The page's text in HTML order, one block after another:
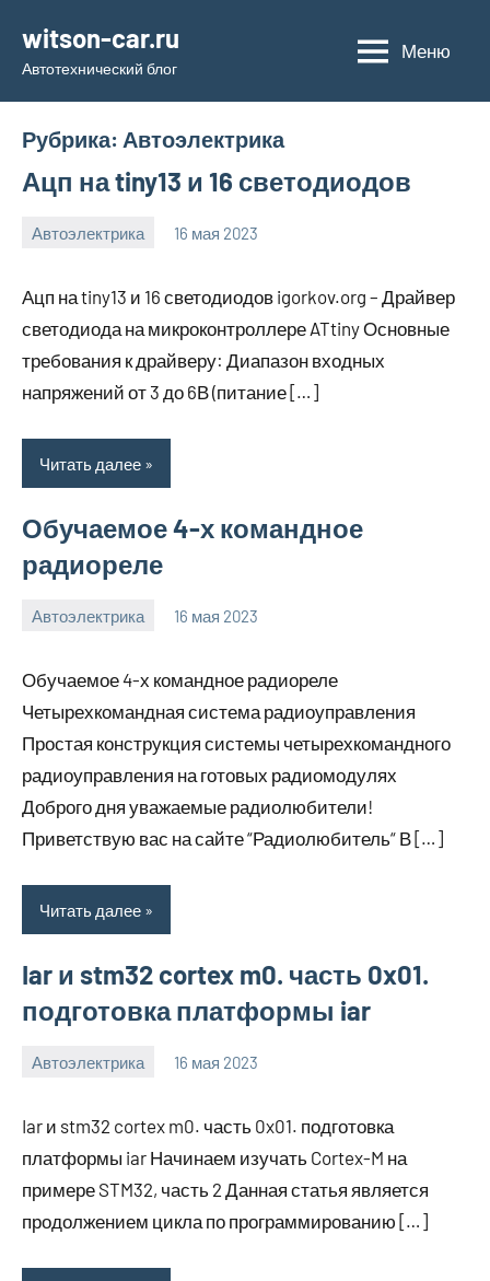
содержимому
witson-car.ru
Автотехнический блог
Меню
Рубрика: Автоэлектрика
Ацп на tiny13 и 16 светодиодов
Автоэлектрика 16 мая 2023
witson_car_r
Ацп на tiny13 и 16 светодиодов igorkov.org – Драйвер
светодиода на микроконтроллере ATtiny Основные
требования к драйверу: Диапазон входных
напряжений от 3 до 6В (питание […]
Читать далее
Обучаемое 4-х командное
радиореле
Автоэлектрика 16 мая 2023
witson_car_r
Обучаемое 4-х командное радиореле
Четырехкомандная система радиоуправления
Простая конструкция системы четырехкомандного
радиоуправления на готовых радиомодулях
Доброго дня уважаемые радиолюбители!
Приветствую вас на сайте “Радиолюбитель“ В […]
Читать далее
Iar и stm32 cortex m0. часть 0x01.
подготовка платформы iar
Автоэлектрика 16 мая 2023
witson_car_r
Iar и stm32 cortex m0. часть 0x01. подготовка
платформы iar Начинаем изучать Cortex-M на
примере STM32, часть 2 Данная статья является
продолжением цикла по программированию […]